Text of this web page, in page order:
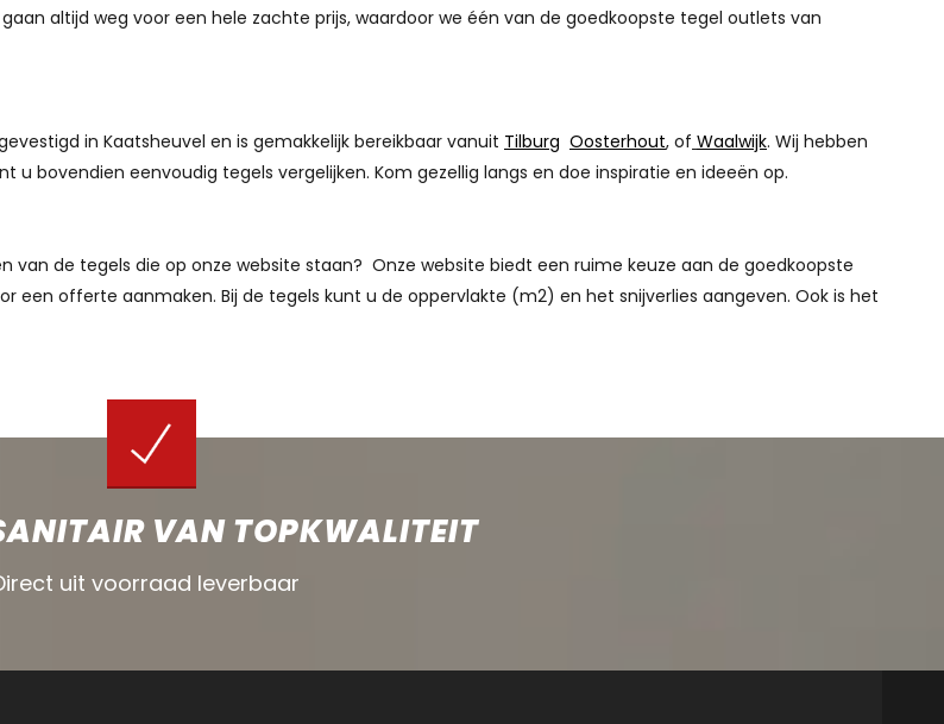
altijd weg voor een hele zachte prijs, waardoor we één van de goedkoopste tegel outlets van
in Kaatsheuvel en is gemakkelijk bereikbaar vanuit Tilburg Oosterhout, of Waalwijk. Wij hebben
bovendien eenvoudig tegels vergelijken. Kom gezellig langs en doe inspiratie en ideeën op.
van de tegels die op onze website staan? Onze website biedt een ruime keuze aan de goedkoopste
een offerte aanmaken. Bij de tegels kunt u de oppervlakte (m2) en het snijverlies aangeven. Ook is het
VAN TOPKWALITEIT
uit voorraad leverbaar